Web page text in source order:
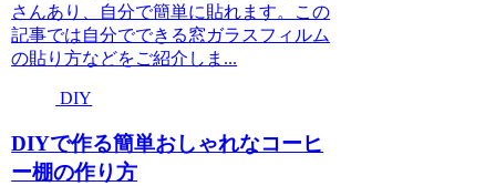
さんあり、自分で簡単に貼れます。この
記事では自分でできる窓ガラスフィルム
の貼り方などをご紹介しま...
DIY
DIYで作る簡単おしゃれなコーヒ
ー棚の作り方